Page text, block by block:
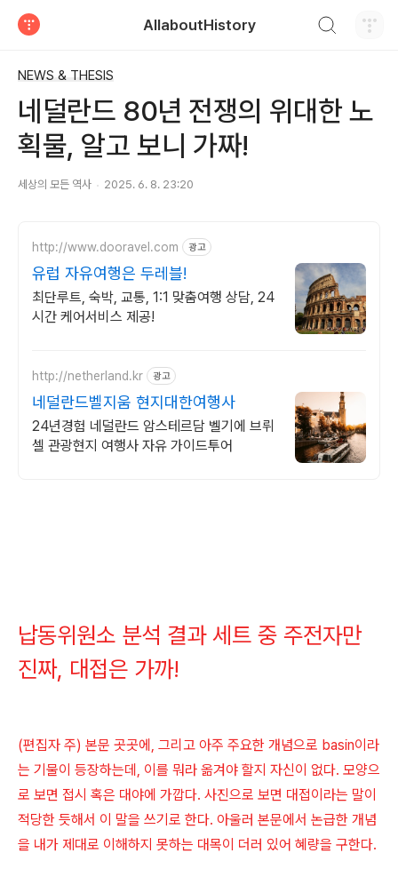
AllaboutHistory
NEWS & THESIS
네덜란드 80년 전쟁의 위대한 노
획물, 알고 보니 가짜!
세상의 모든 역사 2025. 6. 8. 23:20
http://www.dooravel.com 광고
유럽 자유여행은 두레블!
최단루트, 숙박, 교통, 1:1 맞춤여행 상담, 24
시간 케어서비스 제공!
http://netherland.kr 광고
네덜란드벨지움 현지대한여행사
24년경험 네덜란드 암스테르담 벨기에 브뤼
셀 관광현지 여행사 자유 가이드투어
납동위원소 분석 결과 세트 중 주전자만
진짜, 대접은 가까!
(편집자 주) 본문 곳곳에, 그리고 아주 주요한 개념으로 basin이라
는 기물이 등장하는데, 이를 뭐라 옮겨야 할지 자신이 없다. 모양으
로 보면 접시 혹은 대야에 가깝다. 사진으로 보면 대접이라는 말이
적당한 듯해서 이 말을 쓰기로 한다. 아울러 본문에서 논급한 개념
을 내가 제대로 이해하지 못하는 대목이 더러 있어 혜량을 구한다.